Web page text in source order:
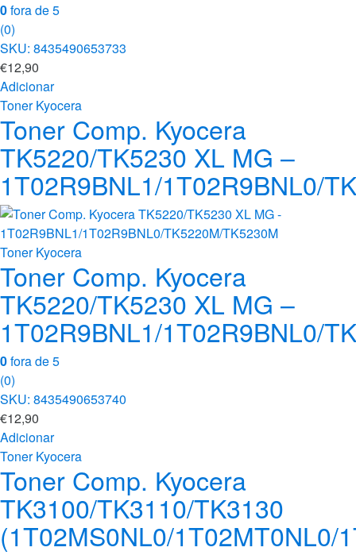
0fora de 5
(0)
SKU: 8435490653733
€12,90
Adicionar
Toner Kyocera
Toner Comp. Kyocera
TK5220/TK5230 XL MG –
1T02R9BNL1/1T02R9BNL0/
Toner Kyocera
Toner Comp. Kyocera
TK5220/TK5230 XL MG –
1T02R9BNL1/1T02R9BNL0/
0fora de 5
(0)
SKU: 8435490653740
€12,90
Adicionar
Toner Kyocera
Toner Comp. Kyocera
TK3100/TK3110/TK3130
(1T02MS0NL0/1T02MT0NL0/